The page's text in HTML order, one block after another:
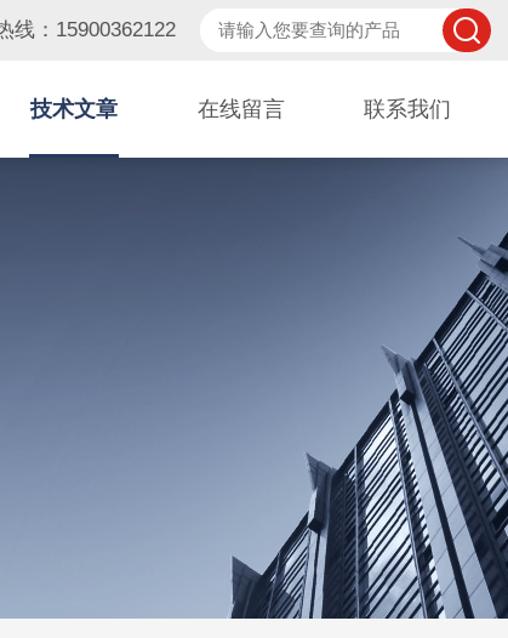
线：15900362122
技术文章 在线留言 联系我们